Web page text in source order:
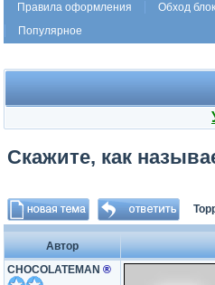
Правила оформления
Обход
Популярное
Скажите, как
Автор
CHOCOLATEMAN ®